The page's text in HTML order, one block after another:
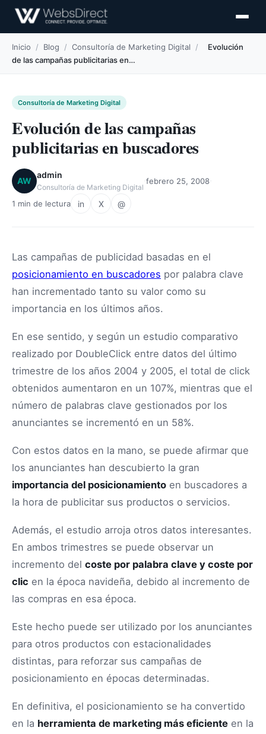
Inicio / Blog / Consultoría de Marketing Digital /
Evolución
de las campañas publicitarias en…
Consultoría de Marketing Digital
Evolución de las campañas
publicitarias en buscadores
AW
admin
Consultoría de Marketing Digital
febrero 25, 2008
1 min de lectura in X @
Las campañas de publicidad basadas en el
posicionamiento en buscadores por palabra clave
han incrementado tanto su valor como su
importancia en los últimos años.
En ese sentido, y según un estudio comparativo
realizado por DoubleClick entre datos del último
trimestre de los años 2004 y 2005, el total de click
obtenidos aumentaron en un 107%, mientras que el
número de palabras clave gestionados por los
anunciantes se incrementó en un 58%.
Con estos datos en la mano, se puede afirmar que
los anunciantes han descubierto la gran
importancia del posicionamiento en buscadores a
la hora de publicitar sus productos o servicios.
Además, el estudio arroja otros datos interesantes.
En ambos trimestres se puede observar un
incremento del coste por palabra clave y coste por
clic en la época navideña, debido al incremento de
las compras en esa época.
Este hecho puede ser utilizado por los anunciantes
para otros productos con estacionalidades
distintas, para reforzar sus campañas de
posicionamiento en épocas determinadas.
En definitiva, el posicionamiento se ha convertido
en la herramienta de marketing más eficiente en la